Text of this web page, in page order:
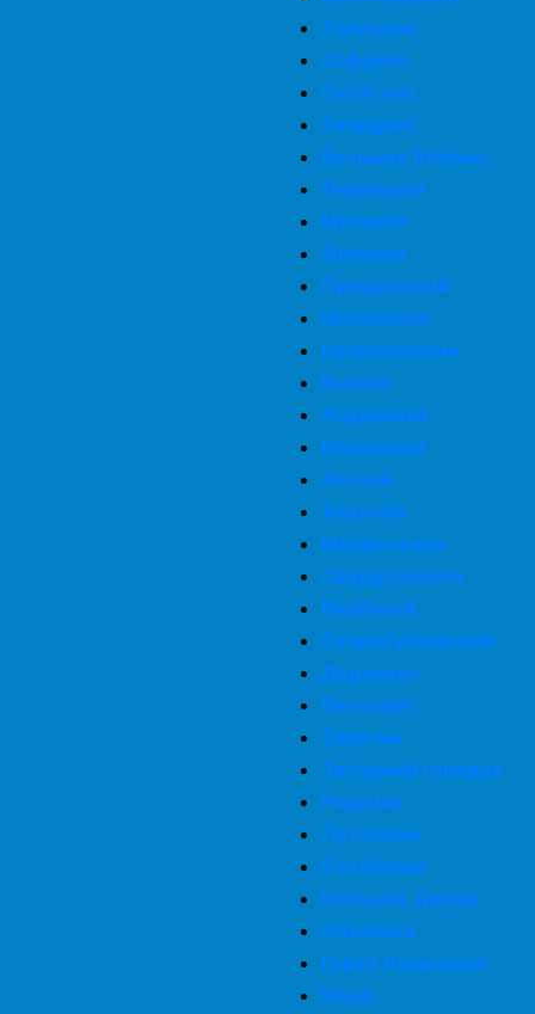
Удельная
Софрино
Селятино
Запрудня
Большие Вязёмы
Львовский
Михнево
Фряново
Правдинский
Шаховская
Некрасовский
Быково
Андреевка
Ильинский
Лесной
Хорлово
Менделеево
Свердловский
Вербилки
Скоропусковский
Деденево
Белоомут
Заречье
Звёздный городок
Родники
Лотошино
Столбовая
Большие Дворы
Оболенск
Горки Ленинские
Икша